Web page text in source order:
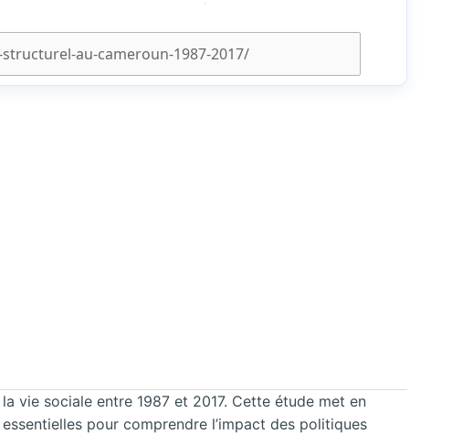
vie sociale entre 1987 et 2017. Cette étude met en
pour comprendre l’impact des politiques